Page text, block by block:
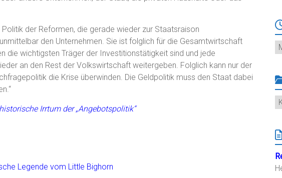
der Reformen, die gerade wieder zur Staatsraison
den Unternehmen. Sie ist folglich für die Gesamtwirtschaft
die wichtigsten Träger der Investitionstätigkeit sind und jede
an den Rest der Volkswirtschaft weitergeben. Folglich kann nur der
die Krise überwinden. Die Geldpolitik muss den Staat dabei
Irrtum der „Angebotspolitik“
Legende vom Little Bighorn